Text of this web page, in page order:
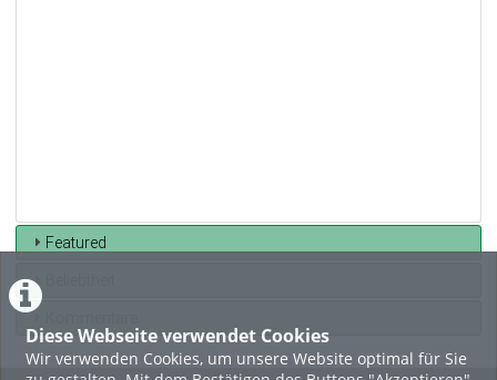
Diese Webseite verwendet Cookies
Wir verwenden Cookies, um unsere Website optimal für Sie
Featured